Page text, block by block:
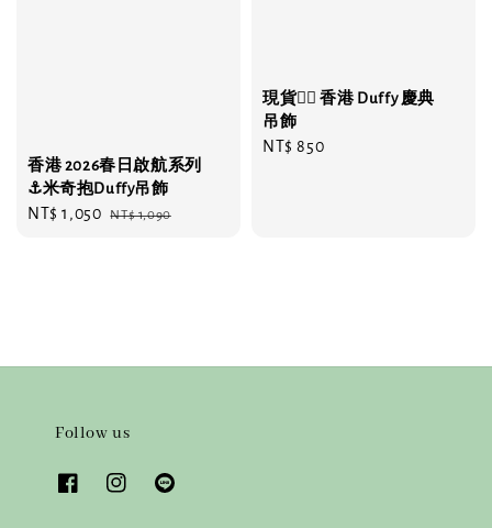
香港 2026春日啟航系列
⚓️米奇抱Duffy吊飾
Sale
NT$ 1,050 Regular
NT$ 1,090
現貨❤️‍🔥 香港 Duffy 慶典
吊飾
Regular
NT$ 850
Follow us